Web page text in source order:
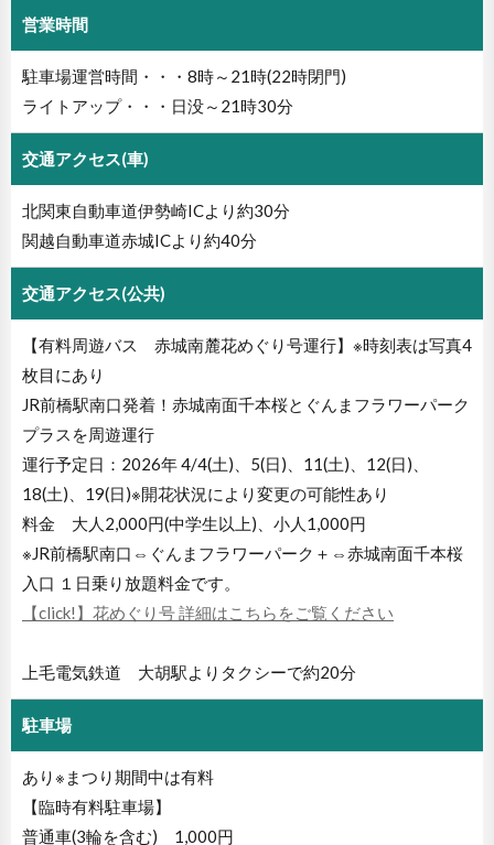
営業時間
駐車場運営時間・・・8時～21時(22時閉門)
ライトアップ・・・日没～21時30分
交通アクセス(車)
北関東自動車道伊勢崎ICより約30分
関越自動車道赤城ICより約40分
交通アクセス(公共)
【有料周遊バス 赤城南麓花めぐり号運行】※時刻表は写真4
枚目にあり
JR前橋駅南口発着！赤城南面千本桜とぐんまフラワーパーク
プラスを周遊運行
運行予定日：2026年 4/4(土)、5(日)、11(土)、12(日)、
18(土)、19(日)※開花状況により変更の可能性あり
料金 大人2,000円(中学生以上)、小人1,000円
※JR前橋駅南口⇔ぐんまフラワーパーク＋⇔赤城南面千本桜
入口 １日乗り放題料金です。
【click!】花めぐり号 詳細はこちらをご覧ください
上毛電気鉄道 大胡駅よりタクシーで約20分
駐車場
あり※まつり期間中は有料
【臨時有料駐車場】
普通車(3輪を含む) 1,000円